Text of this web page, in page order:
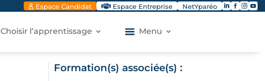
Espace Candidat Espace Entreprise NetYparéo 
Choisir l’apprentissage Menu
Formation(s) associée(s) :